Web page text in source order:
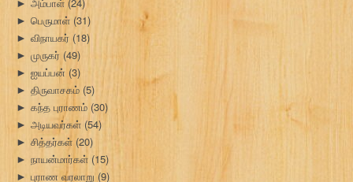
►
► பெருமாள் (31)
► விநாயகர் (18)
► முருகர் (49)
► ஐயப்பன் (3)
► திருவாசகம் (5)
► கந்த புராணம் (30)
► அடியவர்கள் (54)
► சித்தர்கள் (20)
► நாயன்மார்கள் (15)
► புராண வரலாறு (9)